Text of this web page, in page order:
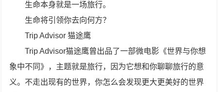
生命本身就是一场旅行。
生命将引领你去向何方？
Trip Advisor 猫途鹰
Trip Advisor猫途鹰曾出品了一部微电影《世界与你想
象中不同》，主题就是旅行，因为它想和你聊聊旅行的意
义。不走出现有的世界，你怎么会发现更大更美好的世界